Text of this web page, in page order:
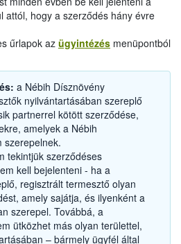
attól, hogy a szerződés hány évre
űrlapok az ügyintézés menüpontból
a Nébih Dísznövény
nyilvántartásában szereplő
partnerrel kötött szerződése,
amelyek a Nébih
szerepelnek.
tekintjük szerződéses
kell bejelenteni - ha a
regisztrált termesztő olyan
amely sajátja, és ilyenként a
szerepel. Továbbá, a
ütközhet más olyan területtel,
– bármely ügyfél által